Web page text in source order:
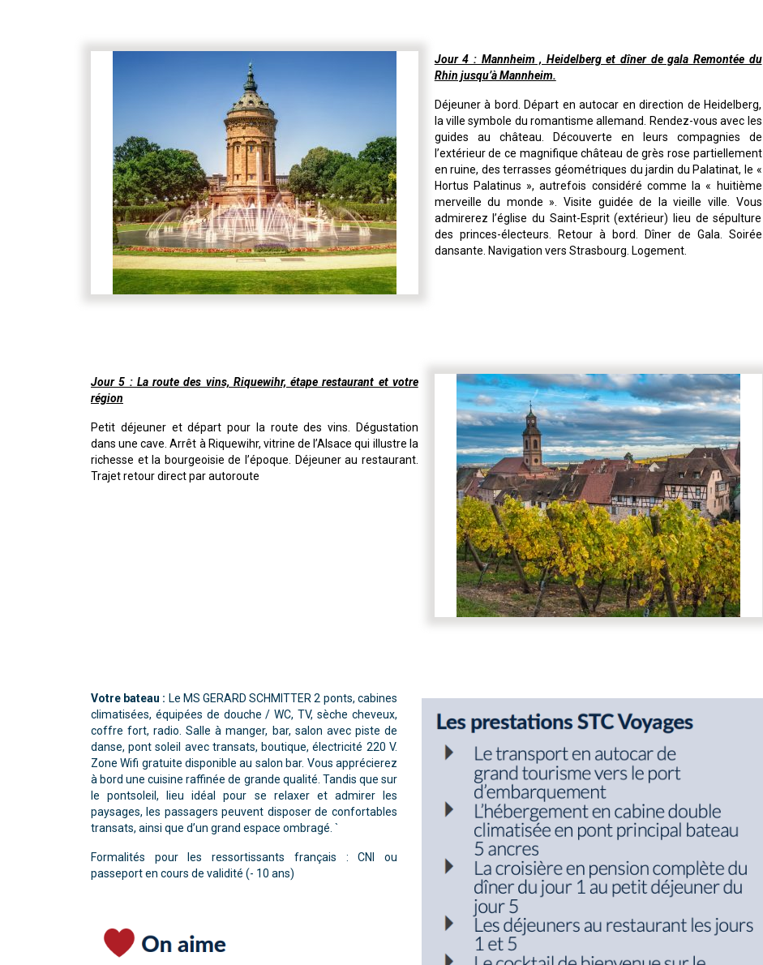
Jour 4 : Mannheim , Heidelberg et dîner de gala Remontée du
Rhin jusqu’à Mannheim.
Déjeuner à bord. Départ en autocar en direction de Heidelberg,
la ville symbole du romantisme allemand. Rendez-vous avec les
guides au château. Découverte en leurs compagnies de
l’extérieur de ce magnifique château de grès rose partiellement
en ruine, des terrasses géométriques du jardin du Palatinat, le «
Hortus Palatinus », autrefois considéré comme la « huitième
merveille du monde ». Visite guidée de la vieille ville. Vous
admirerez l’église du Saint-Esprit (extérieur) lieu de sépulture
des princes-électeurs. Retour à bord. Dîner de Gala. Soirée
dansante. Navigation vers Strasbourg. Logement.
Jour 5 : La route des vins, Riquewihr, étape restaurant et votre
région
Petit déjeuner et départ pour la route des vins. Dégustation
dans une cave. Arrêt à Riquewihr, vitrine de l’Alsace qui illustre la
richesse et la bourgeoisie de l’époque. Déjeuner au restaurant.
Trajet retour direct par autoroute
Votre bateau : Le MS GERARD SCHMITTER 2 ponts, cabines
climatisées, équipées de douche / WC, TV, sèche cheveux,
coffre fort, radio. Salle à manger, bar, salon avec piste de
danse, pont soleil avec transats, boutique, électricité 220 V.
Zone Wifi gratuite disponible au salon bar. Vous apprécierez
à bord une cuisine raffinée de grande qualité. Tandis que sur
le pontsoleil, lieu idéal pour se relaxer et admirer les
paysages, les passagers peuvent disposer de confortables
transats, ainsi que d’un grand espace ombragé. `
Formalités pour les ressortissants français : CNI ou
passeport en cours de validité (- 10 ans)